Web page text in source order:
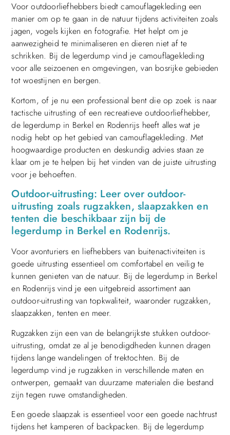
Voor outdoorliefhebbers biedt camouflagekleding een
manier om op te gaan in de natuur tijdens activiteiten zoals
jagen, vogels kijken en fotografie. Het helpt om je
aanwezigheid te minimaliseren en dieren niet af te
schrikken. Bij de legerdump vind je camouflagekleding
voor alle seizoenen en omgevingen, van bosrijke gebieden
tot woestijnen en bergen.
Kortom, of je nu een professional bent die op zoek is naar
tactische uitrusting of een recreatieve outdoorliefhebber,
de legerdump in Berkel en Rodenrijs heeft alles wat je
nodig hebt op het gebied van camouflagekleding. Met
hoogwaardige producten en deskundig advies staan ze
klaar om je te helpen bij het vinden van de juiste uitrusting
voor je behoeften.
Outdoor-uitrusting: Leer over outdoor-
uitrusting zoals rugzakken, slaapzakken en
tenten die beschikbaar zijn bij de
legerdump in Berkel en Rodenrijs.
Voor avonturiers en liefhebbers van buitenactiviteiten is
goede uitrusting essentieel om comfortabel en veilig te
kunnen genieten van de natuur. Bij de legerdump in Berkel
en Rodenrijs vind je een uitgebreid assortiment aan
outdoor-uitrusting van topkwaliteit, waaronder rugzakken,
slaapzakken, tenten en meer.
Rugzakken zijn een van de belangrijkste stukken outdoor-
uitrusting, omdat ze al je benodigdheden kunnen dragen
tijdens lange wandelingen of trektochten. Bij de
legerdump vind je rugzakken in verschillende maten en
ontwerpen, gemaakt van duurzame materialen die bestand
zijn tegen ruwe omstandigheden.
Een goede slaapzak is essentieel voor een goede nachtrust
tijdens het kamperen of backpacken. Bij de legerdump